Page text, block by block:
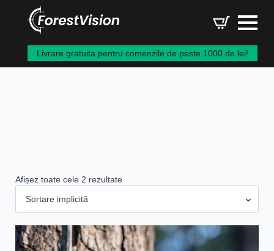
Livrare gratuita pentru comenzile de peste 1000 de lei!
Afișez toate cele 2 rezultate